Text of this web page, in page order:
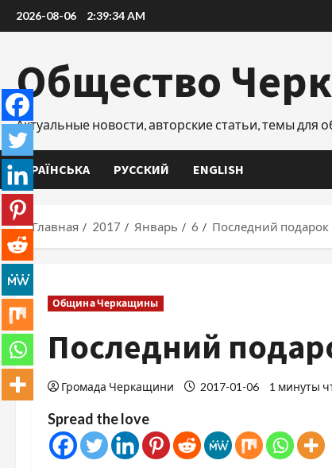
Перейти
к
2026-08-06 2:39:35 AM
Общество
Актуальные новости, авторские статьи, темы для
УКРАЇНСЬКА РУССКИЙ ENGLISH
Главная 2017 Январь 6 Последний
Община Черкащины
Последний
Громада Черкащини 2017-01-06 1 минуты
Spread the love